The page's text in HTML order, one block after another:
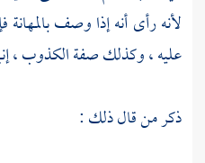
لأنه رأى أنه إذا وصف
عليه ، وكذلك صفة الكذوب ،
ذكر من قال ذلك :